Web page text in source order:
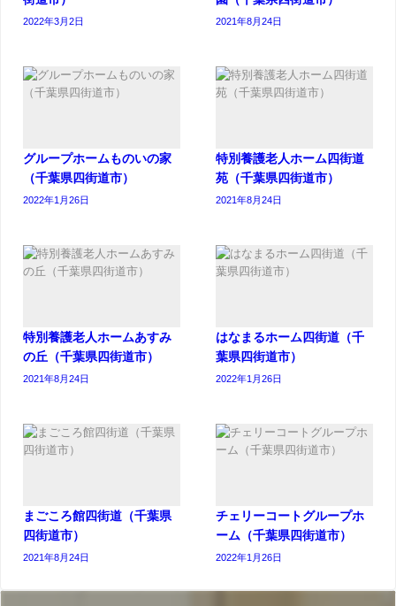
2022年3月2日 2021年8月24日
グループホームものいの家
（千葉県四街道市）
2022年1月26日
特別養護老人ホーム四街道
苑（千葉県四街道市）
2021年8月24日
特別養護老人ホームあすみ
の丘（千葉県四街道市）
2021年8月24日
はなまるホーム四街道（千
葉県四街道市）
2022年1月26日
まごころ館四街道（千葉県
四街道市）
2021年8月24日
チェリーコートグループホ
ーム（千葉県四街道市）
2022年1月26日